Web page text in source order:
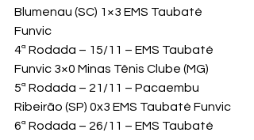
Blumenau (SC) 1×3 EMS Taubaté
Funvic
4ª Rodada – 15/11 – EMS Taubaté
Funvic 3×0 Minas Tênis Clube (MG)
5ª Rodada – 21/11 – Pacaembu
Ribeirão (SP) 0x3 EMS Taubaté Funvic
6ª Rodada – 26/11 – EMS Taubaté